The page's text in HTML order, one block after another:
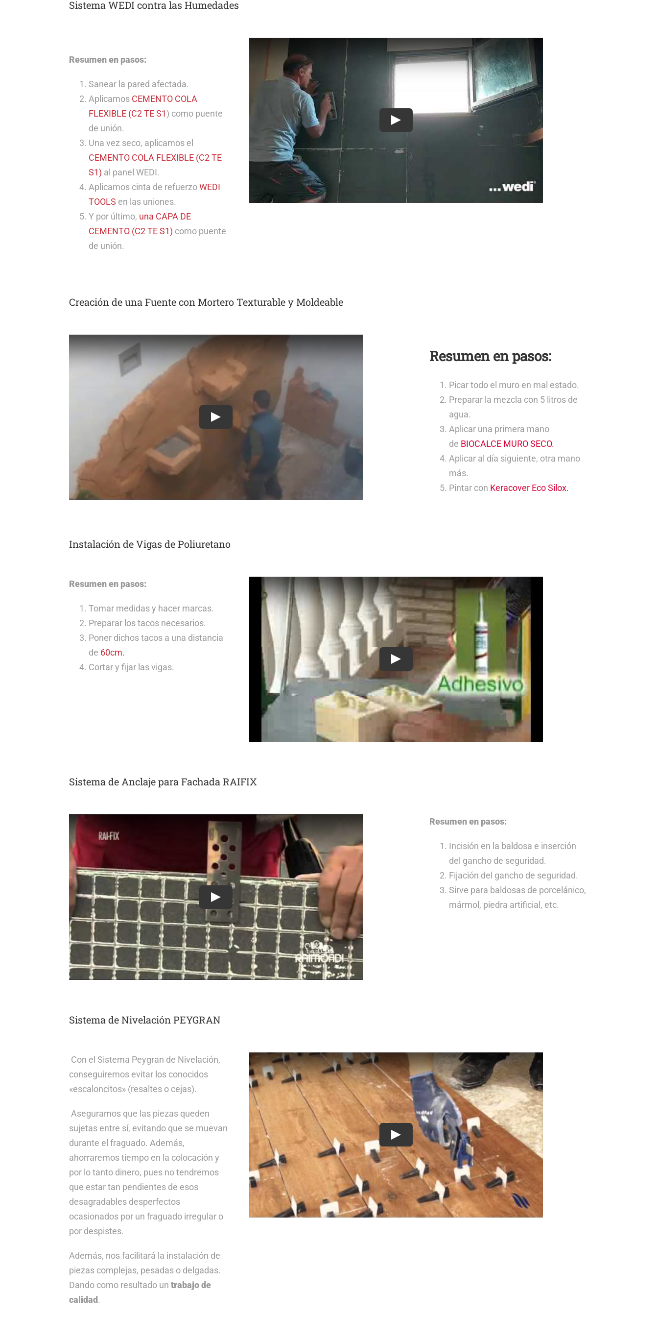
Sistema WEDI contra las Humedades
Resumen en pasos:
Sanear la pared afectada.
Aplicamos CEMENTO COLA
FLEXIBLE (C2 TE S1) como puente
de unión.
Una vez seco, aplicamos el
CEMENTO COLA FLEXIBLE (C2 TE
S1) al panel WEDI.
Aplicamos cinta de refuerzoWEDI
TOOLS en las uniones.
Y por último, una CAPA DE
CEMENTO (C2 TE S1) como puente
de unión.
Play
Creación de una Fuente con Mortero Texturable y Moldeable
Play
Resumen en pasos:
Picar todo el muro en mal estado.
Preparar la mezcla con 5 litros de
agua.
Aplicar una primera mano
de BIOCALCE MURO SECO.
Aplicar al día siguiente, otra mano
más.
Pintar con Keracover Eco Silox.
Instalación de Vigas de Poliuretano
Resumen en pasos:
Tomar medidas y hacer marcas.
Preparar los tacos necesarios.
Poner dichos tacos a una distancia
de 60cm.
Cortar y fijar las vigas.
Play
Sistema de Anclaje para Fachada RAIFIX
Play
Resumen en pasos:
Incisión en la baldosa e inserción
del gancho de seguridad.
Fijación del gancho de seguridad.
Sirve para baldosas de porcelánico,
mármol, piedra artificial, etc.
Sistema de Nivelación PEYGRAN
Con el Sistema Peygran de Nivelación,
conseguiremos evitar los conocidos
«escaloncitos» (resaltes o cejas).
Aseguramos que las piezas queden
sujetas entre sí, evitando que se muevan
durante el fraguado. Además,
ahorraremos tiempo en la colocación y
por lo tanto dinero, pues no tendremos
que estar tan pendientes de esos
desagradables desperfectos
ocasionados por un fraguado irregular o
por despistes.
Además, nos facilitará la instalación de
piezas complejas, pesadas o delgadas.
Dando como resultado un trabajo de
calidad.
Play